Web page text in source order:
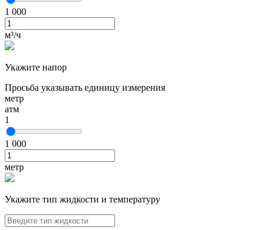
1 000
м³/ч
Укажите напор
Просьба указывать единицу измерения
метр
атм
1
1 000
метр
Укажите тип жидкости и температуру